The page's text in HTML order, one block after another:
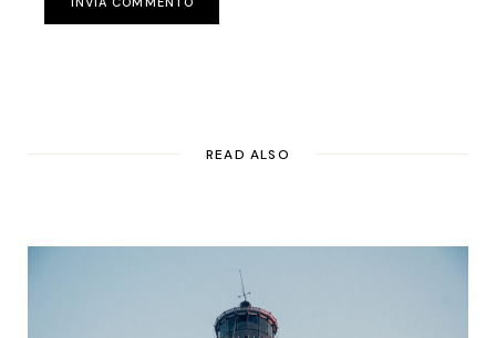
READ ALSO